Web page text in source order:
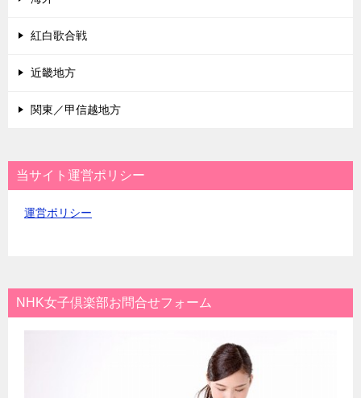
紅白歌合戦
近畿地方
関東／甲信越地方
当サイト運営ポリシー
運営ポリシー
NHK女子倶楽部お問合せフォーム